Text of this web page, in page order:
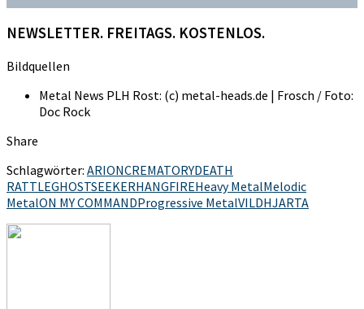
NEWSLETTER. FREITAGS. KOSTENLOS.
Bildquellen
Metal News PLH Rost: (c) metal-heads.de | Frosch / Foto:
Doc Rock
Share
Schlagwörter: ARIONCREMATORYDEATH
RATTLEGHOSTSEEKERHANGFIREHeavy MetalMelodic
MetalON MY COMMANDProgressive MetalVILDHJARTA